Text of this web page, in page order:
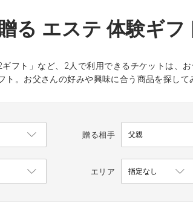
る エステ 体験ギフ
ギフト」など、2人で利用できるチケットは
。お父さんの好みや興味に合う商品を探して
贈る相手
エリア